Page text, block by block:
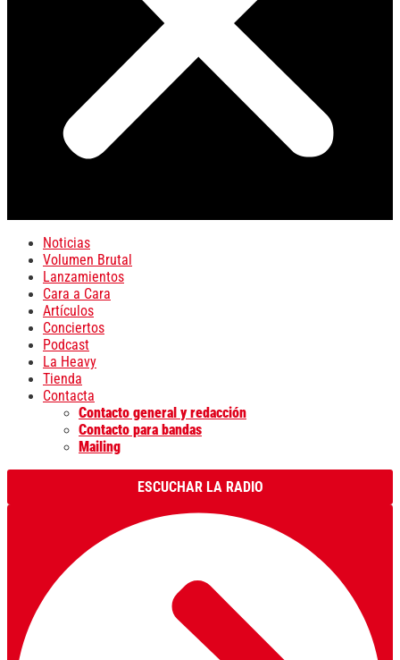
Noticias
Volumen Brutal
Lanzamientos
Cara a Cara
Artículos
Conciertos
Podcast
La Heavy
Tienda
Contacta
Contacto general y redacción
Contacto para bandas
Mailing
ESCUCHAR LA RADIO